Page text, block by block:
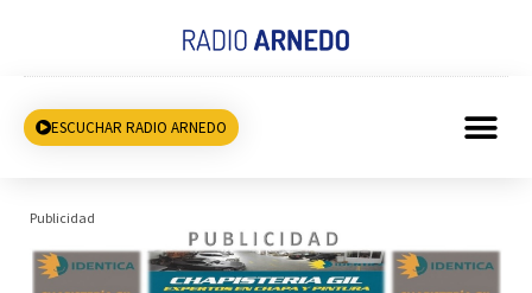
ESCUCHAR RADIO ARNEDO
Publicidad